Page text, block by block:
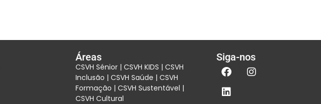
Áreas
CSVH Sénior |CSVH KIDS |CSVH
Inclusão |CSVH Saúde |CSVH
Formação |CSVH Sustentável |
CSVH Cultural
Siga-nos